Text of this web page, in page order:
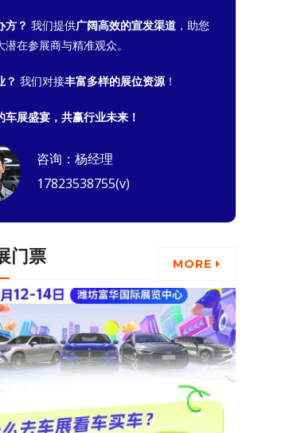
方？ 我们提供广阔高效的宣发渠道 ，助您
潜在参展商与精准观众。
？ 我们对接丰富多样的展位资源！
车展盛宴，共赢行业未来！
咨询：杨经理
17823538755(v)
门票 MORE